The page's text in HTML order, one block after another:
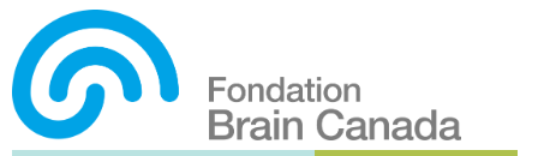
Passer
au
contenu
principal
HEMO Trial